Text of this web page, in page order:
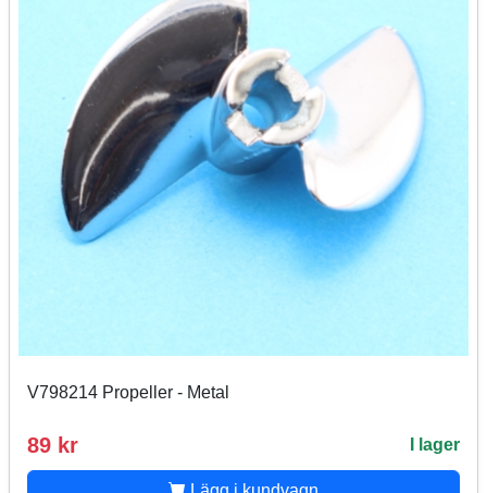
V798214 Propeller - Metal
89 kr I lager